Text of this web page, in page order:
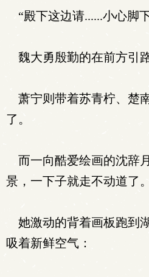
“殿下这边请......小心脚
魏大勇殷勤的在前方引路
萧宁则带着苏青柠、楚
了。
而一向酷爱绘画的沈辞
景，一下子就走不动道了。
她激动的背着画板跑到
吸着新鲜空气：